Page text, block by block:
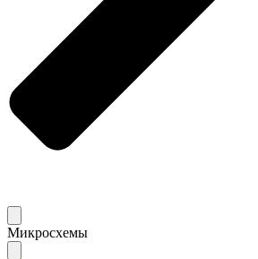
Микросхемы